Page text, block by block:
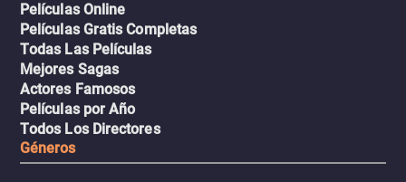
Películas Online
Películas Gratis Completas
Todas Las Películas
Mejores Sagas
Actores Famosos
Películas por Año
Todos Los Directores
Géneros